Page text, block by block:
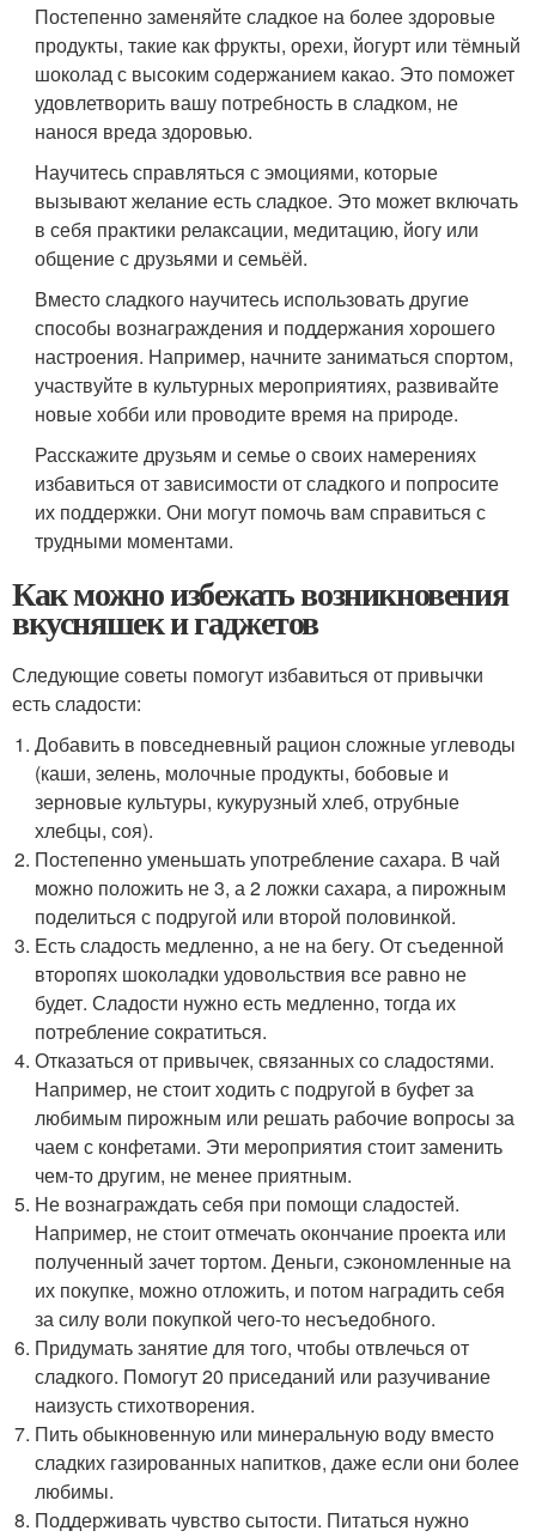
Постепенно заменяйте сладкое на более здоровые
продукты, такие как фрукты, орехи, йогурт или тёмный
шоколад с высоким содержанием какао. Это поможет
удовлетворить вашу потребность в сладком, не
нанося вреда здоровью.
Научитесь справляться с эмоциями, которые
вызывают желание есть сладкое. Это может включать
в себя практики релаксации, медитацию, йогу или
общение с друзьями и семьёй.
Вместо сладкого научитесь использовать другие
способы вознаграждения и поддержания хорошего
настроения. Например, начните заниматься спортом,
участвуйте в культурных мероприятиях, развивайте
новые хобби или проводите время на природе.
Расскажите друзьям и семье о своих намерениях
избавиться от зависимости от сладкого и попросите
их поддержки. Они могут помочь вам справиться с
трудными моментами.
Как можно избежать возникновения
вкусняшек и гаджетов
Следующие советы помогут избавиться от привычки
есть сладости:
Добавить в повседневный рацион сложные углеводы
(каши, зелень, молочные продукты, бобовые и
зерновые культуры, кукурузный хлеб, отрубные
хлебцы, соя).
Постепенно уменьшать употребление сахара. В чай
можно положить не 3, а 2 ложки сахара, а пирожным
поделиться с подругой или второй половинкой.
Есть сладость медленно, а не на бегу. От съеденной
второпях шоколадки удовольствия все равно не
будет. Сладости нужно есть медленно, тогда их
потребление сократиться.
Отказаться от привычек, связанных со сладостями.
Например, не стоит ходить с подругой в буфет за
любимым пирожным или решать рабочие вопросы за
чаем с конфетами. Эти мероприятия стоит заменить
чем-то другим, не менее приятным.
Не вознаграждать себя при помощи сладостей.
Например, не стоит отмечать окончание проекта или
полученный зачет тортом. Деньги, сэкономленные на
их покупке, можно отложить, и потом наградить себя
за силу воли покупкой чего-то несъедобного.
Придумать занятие для того, чтобы отвлечься от
сладкого. Помогут 20 приседаний или разучивание
наизусть стихотворения.
Пить обыкновенную или минеральную воду вместо
сладких газированных напитков, даже если они более
любимы.
Поддерживать чувство сытости. Питаться нужно